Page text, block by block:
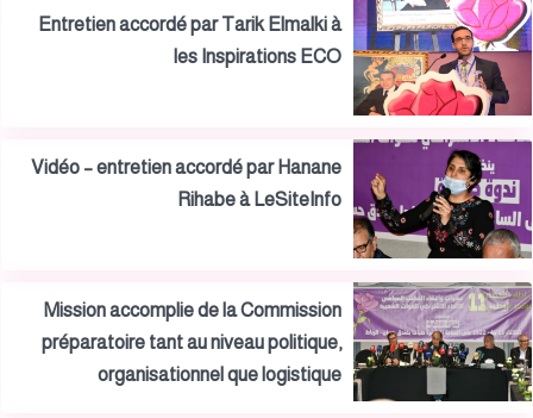
Entretien accordé par Tarik Elmalki à
les Inspirations ECO
Vidéo – entretien accordé par Hanane
Rihabe à LeSiteInfo
Mission accomplie de la Commission
préparatoire tant au niveau politique,
organisationnel que logistique